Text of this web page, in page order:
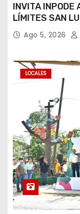
INVITA INPODE
LÍMITES SAN
Ago 5, 2026
LOCALES